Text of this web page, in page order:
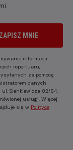
ZAPISZ MNIE
informacji
repertuaru,
za pomocą
danych
ul. Sienkiewicza 82/84.
usługi. Więcej
się w Polityce